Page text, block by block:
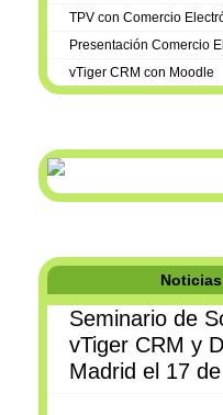
TPV con Comercio
Presentación Comercio
vTiger CRM con Moodle
Seminario de
vTiger CRM y
Madrid el 17